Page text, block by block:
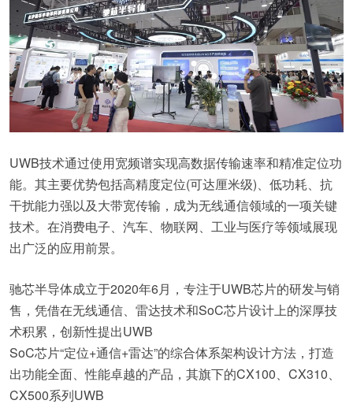
UWB技术通过使用宽频谱实现高数据传输速率和精准定位功
能。其主要优势包括高精度定位(可达厘米级)、低功耗、抗
干扰能力强以及大带宽传输，成为无线通信领域的一项关键
技术。在消费电子、汽车、物联网、工业与医疗等领域展现
出广泛的应用前景。
驰芯半导体成立于2020年6月，专注于UWB芯片的研发与销
售，凭借在无线通信、雷达技术和SoC芯片设计上的深厚技
术积累，创新性提出UWB
SoC芯片“定位+通信+雷达”的综合体系架构设计方法，打造
出功能全面、性能卓越的产品，其旗下的CX100、CX310、
CX500系列UWB